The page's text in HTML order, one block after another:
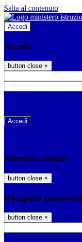
Salta al contenuto
Accedi
Accedi
button close ×
-
Seleziona utente
button close ×
Recupero password
button close ×